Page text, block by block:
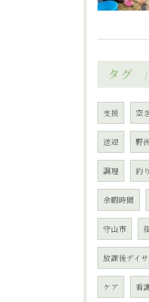
タグ
支援 空
送迎 野
調理 釣り
余暇時間
守山市
放課後デイ
ケア 看